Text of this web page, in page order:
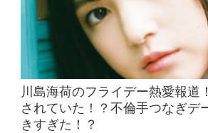
川島海荷のフライデー熱愛報道
されていた！？不倫手つなぎデ
きすぎた！？